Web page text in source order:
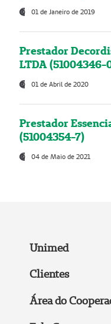
01 de Janeiro de 2019
Prestador
LTDA (51004346-
01 de Abril de 2020
Prestador
(51004354-7)
04 de Maio de 2021
Unimed
Clientes
Área do